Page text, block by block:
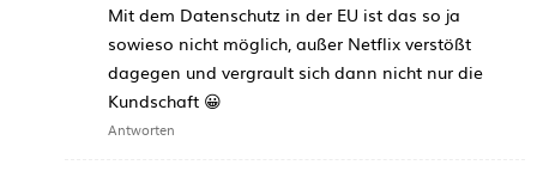
Mit dem Datenschutz in der EU ist das so ja
sowieso nicht möglich, außer Netflix verstößt
dagegen und vergrault sich dann nicht nur die
Kundschaft 😀
Antworten